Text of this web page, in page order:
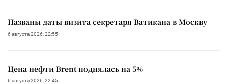
Названы даты визита секретаря Ватикана в Москву
6 августа 2026, 22:55
Цена нефти Brent поднялась на 5%
6 августа 2026, 22:45